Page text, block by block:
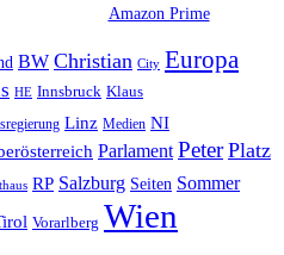
Amazon Prime
BW Christian City Europa
HE Innsbruck Klaus
Linz Medien NI
Parlament Peter Platz
RP Salzburg Seiten Sommer
Vorarlberg Wien